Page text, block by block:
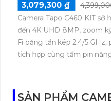
3,079,300 ₫
Camera Tapo C460 KIT sở
đến 4K UHD 8MP, zoom
Fi băng tần kép 2.4/5
tích hợp cùng tấm pin năng
SẢN PHẨM